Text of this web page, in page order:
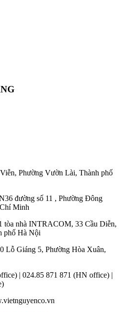
Phường Vườn Lài, Thành phố
đường số 11 , Phường Đông
Minh
tòa nhà INTRACOM, 33 Cầu Diễn,
phố Hà Nội
Lỗ Giáng 5, Phường Hòa Xuân,
| 024.85 871 871 (HN office) |